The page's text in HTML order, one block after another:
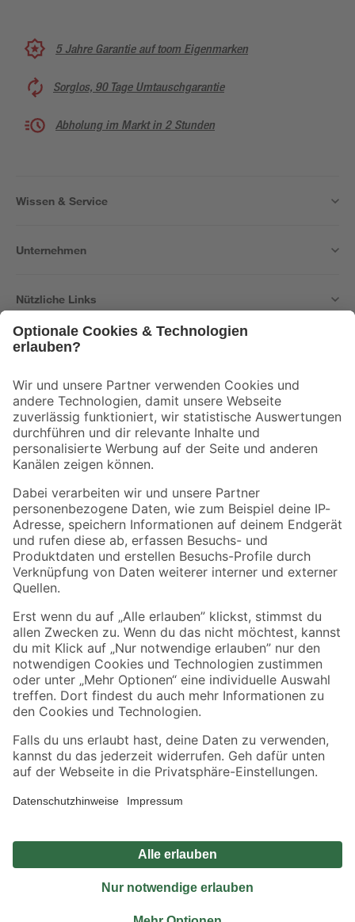
5 Jahre Garantie auf toom Eigenmarken
Sorglos, 90 Tage Umtauschgarantie
Abholung im Markt in 2 Stunden
Wissen & Service
Unternehmen
Nützliche Links
Der toom Newsletter: Keine Angebote und Aktionen mehr verpassen!
Zur Newsletter Anmeldung
Folge uns
Zahlungsarten Versandarten
Sicher einkaufen
Jetzt die toom-App herunterladen
Alle Preisangaben in EUR inkl. gesetzl. MwSt.. Die dargestellten Angebote sind unter
Umständen nicht in allen Märkten verfügbar. Die angegebenen Verfügbarkeiten beziehen
Produkte nur solange der Vorrat reicht.
*Paketversand ab 59 € versandkostenfrei, gilt nicht für Artikel mit Speditionsversand, hier
Privatsphäre Impressum
Nutzungsbedingungen
Widerrufsrecht
Vertrag widerrufen